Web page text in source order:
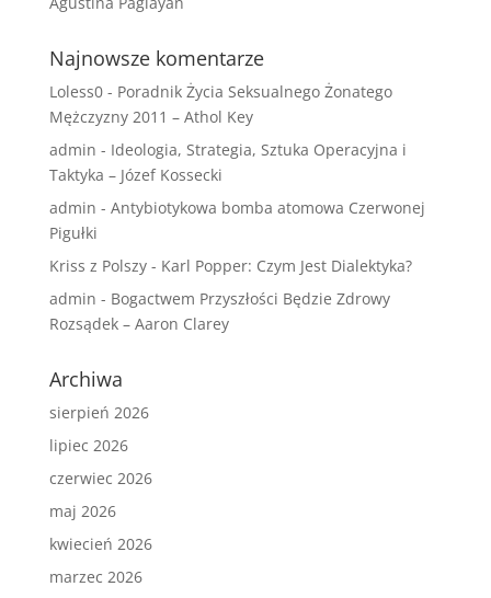
Najnowsze komentarze
Loless0- Poradnik Życia Seksualnego Żonatego
Mężczyzny 2011 – Athol Key
admin - Ideologia, Strategia, Sztuka Operacyjna i
Taktyka – Józef Kossecki
admin - Antybiotykowa bomba atomowa Czerwonej
Pigułki
Kriss z Polszy- Karl Popper: Czym Jest Dialektyka?
admin - Bogactwem Przyszłości Będzie Zdrowy
Rozsądek – Aaron Clarey
Archiwa
sierpień 2026
lipiec 2026
czerwiec 2026
maj 2026
kwiecień 2026
marzec 2026